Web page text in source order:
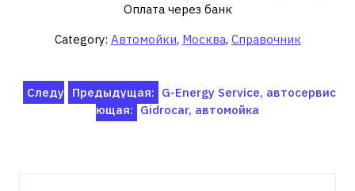
Оплата через банк
Category: Автомойки, Москва, Справочник
Навигация
Предыдущая: G-Energy Service, автосервис
Следу
ющая: Gidrocar, автомойка